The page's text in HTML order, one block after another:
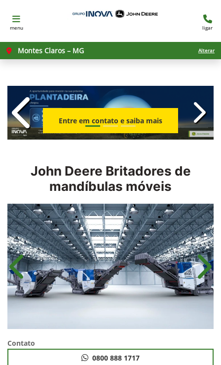
menu ligar
Montes Claros – MG Alterar
Entre em contato e saiba mais
templates.template-
John Deere Britadores de
mandíbulas móveis
Anterior
Contato
0800 888 1717